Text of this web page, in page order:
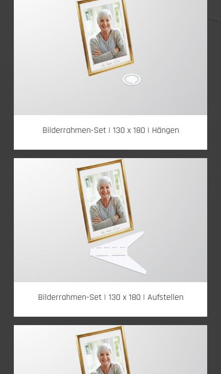
Bilderrahmen-Set | 130 x 180 | Hängen
Bilderrahmen-Set | 130 x 180 | Aufstellen